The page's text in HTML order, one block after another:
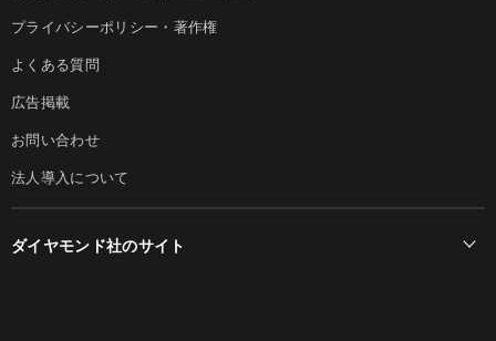
プライバシーポリシー・著作権
よくある質問
広告掲載
お問い合わせ
法人導入について
ダイヤモンド社のサイト